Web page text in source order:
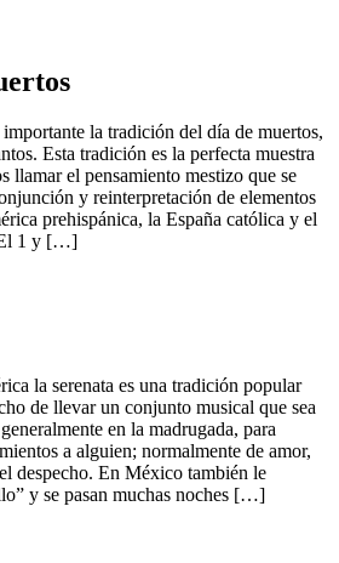
la tradición del día de muertos,
Esta tradición es la perfecta muestra
llamar el pensamiento mestizo que se
y reinterpretación de elementos
prehispánica, la España católica y el
1 y […]
la serenata es una tradición popular
de llevar un conjunto musical que sea
en la madrugada, para
a alguien; normalmente de amor,
despecho. En México también le
y se pasan muchas noches […]